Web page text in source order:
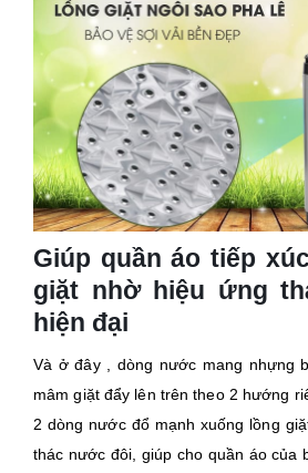
Giúp quần áo tiếp
giặt nhờ hiệu ứng
hiện đại
Và ở đây , dòng nước mang nhựng
mâm giặt đẩy lên trên theo 2 hướng
2 dòng nước đổ mạnh xuống lồng
thác nước đôi, giúp cho quần áo của